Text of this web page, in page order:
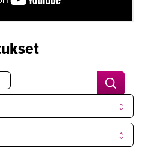
automaalausyrittäjäksi
realiteetit ja
yrittäjyyttä